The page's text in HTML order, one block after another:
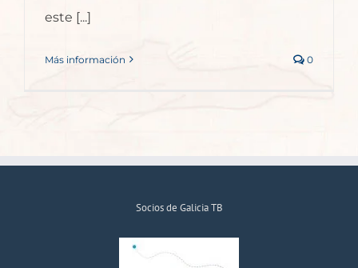
este [...]
Más información 0
Socios de Galicia TB